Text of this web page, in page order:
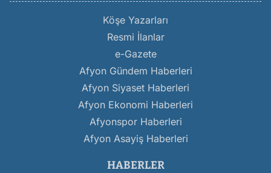
Köşe Yazarları
Resmi İlanlar
e-Gazete
Afyon Gündem Haberleri
Afyon Siyaset Haberleri
Afyon Ekonomi Haberleri
Afyonspor Haberleri
Afyon Asayiş Haberleri
HABERLER